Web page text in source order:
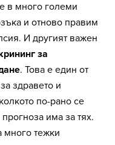
в много големи
и отново правим
И другият важен
за
. Това е един от
здравето и
по-рано се
има за тях.
много тежки